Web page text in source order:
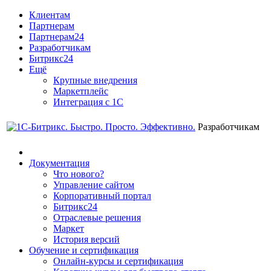
Клиентам
Партнерам
Партнерам24
Разработчикам
Битрикс24
Ещё
Крупные внедрения
Маркетплейс
Интеграция с 1С
Разработчикам
Документация
Что нового?
Управление сайтом
Корпоративный портал
Битрикс24
Отраслевые решения
Маркет
История версий
Обучение и сертификация
Онлайн-курсы и сертификация